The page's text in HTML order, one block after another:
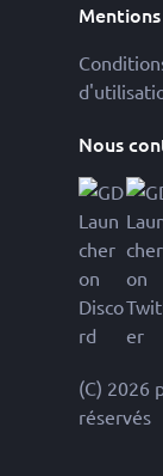
Nous
(C) 2026
réservés